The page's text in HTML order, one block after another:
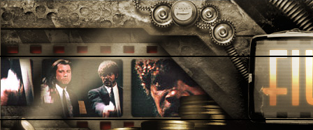
Hyppää pääsisältöön